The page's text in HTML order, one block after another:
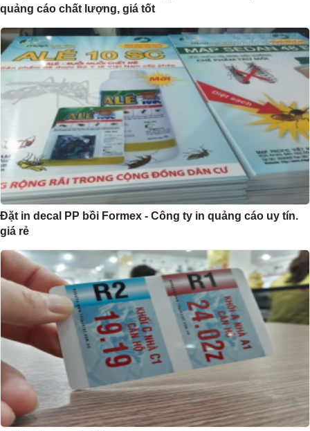
quảng cáo chất lượng, giá tốt
Đặt in decal PP bồi Formex - Công ty in quảng cáo uy tín.
giá rẻ